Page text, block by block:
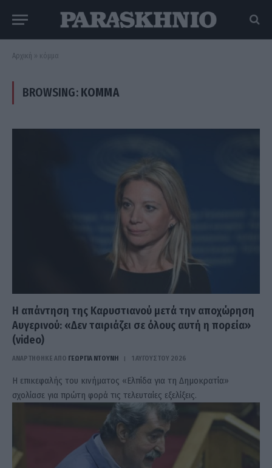
Αρχική » κόμμα
BROWSING: ΚΌΜΜΑ
Η απάντηση της Καρυστιανού μετά την αποχώρηση
Αυγερινού: «Δεν ταιριάζει σε όλους αυτή η πορεία»
(video)
ΑΝΑΡΤΗΘΗΚΕ ΑΠΟ ΓΕΩΡΓΊΑ ΝΤΟΎΝΗ 1 ΑΥΓΟΎΣΤΟΥ 2026
Η επικεφαλής του κινήματος «Ελπίδα για τη Δημοκρατία»
σχολίασε για πρώτη φορά τις τελευταίες εξελίξεις.